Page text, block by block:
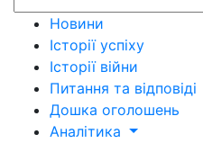
Новини
Історії успіху
Історії війни
Питання та відповіді
Дошка оголошень
Аналітика